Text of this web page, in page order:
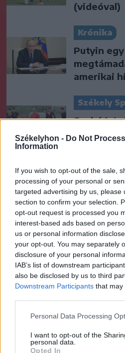
Székelyhon - Do Not
Information
If you wish to opt-out of the sale,
processing of your personal or
targeted advertising by us, please
section to confirm your selection.
opt-out request is processed you
interest-based ads based on
us or personal information
your opt-out. You may separately
disclosure of your personal
IAB’s list of downstream
also be disclosed by us to third
Downstream Participants that may
Personal Data Processing
I want to opt-out of the
personal data.
Opted In
(videóval)
Krónika
Putyin
amerikai
Székely
Szabó
után
jönni
Nőileg
B. Máthé
A rovat